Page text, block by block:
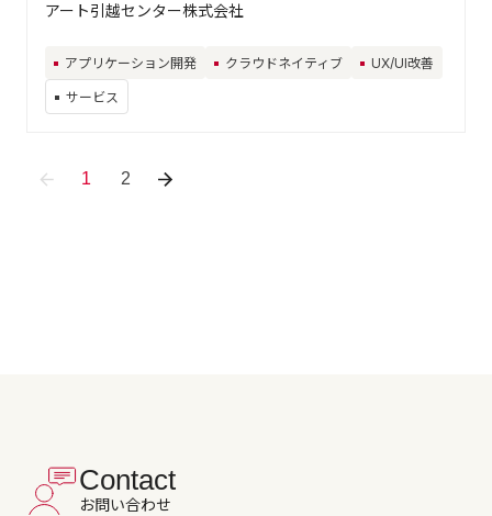
アート引越センター株式会社
アプリケーション開発 クラウドネイティブ UX/UI改善
サービス
1 2
Contact
お問い合わせ